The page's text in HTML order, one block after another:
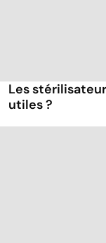
Les
utiles ?